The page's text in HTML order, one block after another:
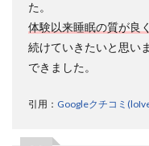
た。
体験以来睡眠の質が良
続けていきたいと思
できました。
引用： Googleクチコミ